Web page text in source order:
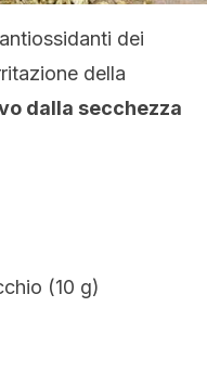
dei
della
dalla secchezza
(10 g)